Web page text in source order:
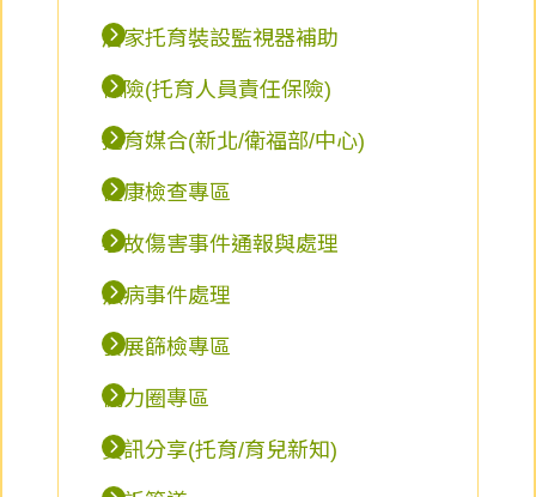
居家托育裝設監視器補助
保險(托育人員責任保險)
托育媒合(新北/衛福部/中心)
健康檢查專區
事故傷害事件通報與處理
疾病事件處理
發展篩檢專區
協力圈專區
資訊分享(托育/育兒新知)